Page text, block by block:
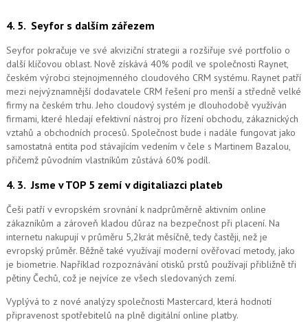
4. 5. Seyfor s dalším zářezem
Seyfor pokračuje ve své akviziční strategii a rozšiřuje své portfolio o
další klíčovou oblast. Nově získává 40% podíl ve společnosti Raynet,
českém výrobci stejnojmenného cloudového CRM systému. Raynet patří
mezi nejvýznamnější dodavatele CRM řešení pro menší a středně velké
firmy na českém trhu. Jeho cloudový systém je dlouhodobě využíván
firmami, které hledají efektivní nástroj pro řízení obchodu, zákaznických
vztahů a obchodních procesů. Společnost bude i nadále fungovat jako
samostatná entita pod stávajícím vedením v čele s Martinem Bazalou,
přičemž původním vlastníkům zůstává 60% podíl.
4. 3.Jsme v TOP 5 zemí v digitaliazci plateb
Češi patří v evropském srovnání k nadprůměrně aktivním online
zákazníkům a zároveň kladou důraz na bezpečnost při placení. Na
internetu nakupují v průměru 5,2krát měsíčně, tedy častěji, než je
evropský průměr. Běžně také využívají moderní ověřovací metody, jako
je biometrie. Například rozpoznávání otisků prstů používají přibližně tři
pětiny Čechů, což je nejvíce ze všech sledovaných zemí.
Vyplývá to z nové analýzy společnosti Mastercard, která hodnotí
připravenost spotřebitelů na plně digitální online platby.